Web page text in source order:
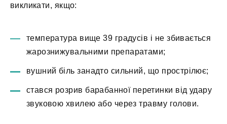
викликати, якщо:
температура вище 39 градусів і не збивається
жарознижувальними препаратами;
вушний біль занадто сильний, що прострілює;
стався розрив барабанної перетинки від удару
звуковою хвилею або через травму голови.